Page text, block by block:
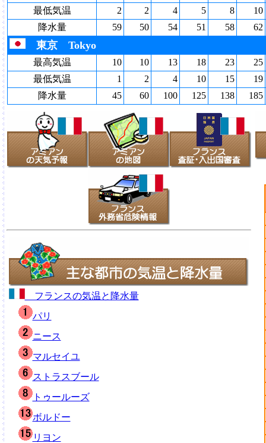
最低気温
2 2 4 5 8
10
降水量
59 50 54 51 58 62
東京 Tokyo
最高気温 10 10 13 18 23
25
最低気温
1 2 4 10 15
19
降水量
45 60 100 125 138 185
フランスの気温と降水量
パリ
ニース
マルセイユ
ストラスブール
トゥールーズ
ボルドー
リヨン